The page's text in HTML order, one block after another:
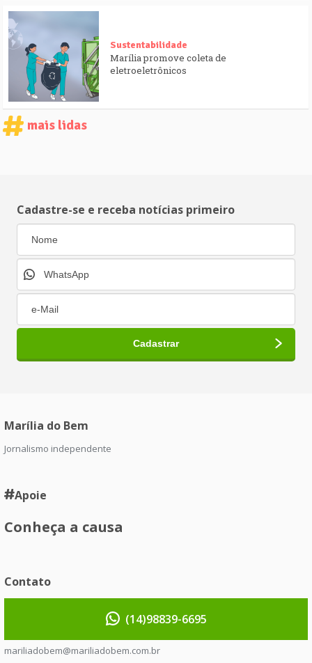
Sustentabilidade
Marília promove coleta de
eletroeletrônicos
mais lidas
Cadastre-se e receba notícias primeiro
Marília do Bem
Jornalismo independente
Apoie
Conheça a causa
Contato
(14)98839-6695
mariliadobem@mariliadobem.com.br